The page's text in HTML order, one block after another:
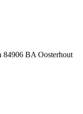
84906 BA Oosterhout